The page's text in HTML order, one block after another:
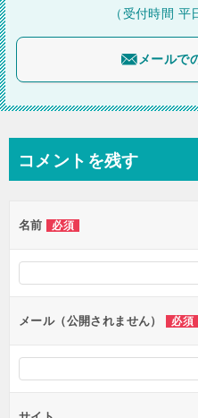
ョ
（受付時間 平
メールで
コメントを残す
名前 必須
メール（公開されません） 必須